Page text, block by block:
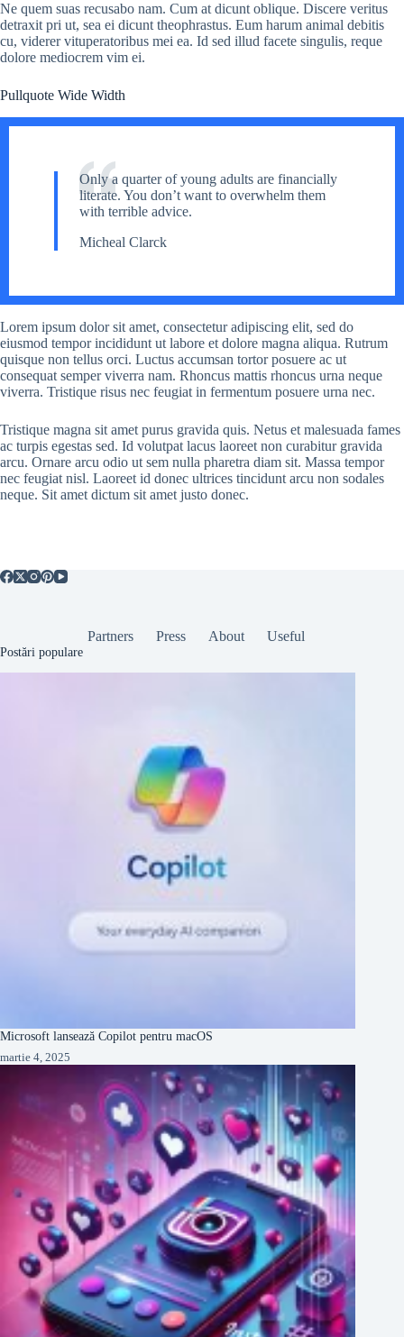
Ne quem suas recusabo nam. Cum at dicunt oblique. Discere veritus
detraxit pri ut, sea ei dicunt theophrastus. Eum harum animal debitis
cu, viderer vituperatoribus mei ea. Id sed illud facete singulis, reque
dolore mediocrem vim ei.
Pullquote Wide Width
Only a quarter of young adults are financially
literate. You don’t want to overwhelm them
with terrible advice.
Micheal Clarck
Lorem ipsum dolor sit amet, consectetur adipiscing elit, sed do
eiusmod tempor incididunt ut labore et dolore magna aliqua. Rutrum
quisque non tellus orci. Luctus accumsan tortor posuere ac ut
consequat semper viverra nam. Rhoncus mattis rhoncus urna neque
viverra. Tristique risus nec feugiat in fermentum posuere urna nec.
Tristique magna sit amet purus gravida quis. Netus et malesuada fames
ac turpis egestas sed. Id volutpat lacus laoreet non curabitur gravida
arcu. Ornare arcu odio ut sem nulla pharetra diam sit. Massa tempor
nec feugiat nisl. Laoreet id donec ultrices tincidunt arcu non sodales
neque. Sit amet dictum sit amet justo donec.
Partners Press About Useful
Postări populare
Microsoft lansează Copilot pentru macOS
martie 4, 2025